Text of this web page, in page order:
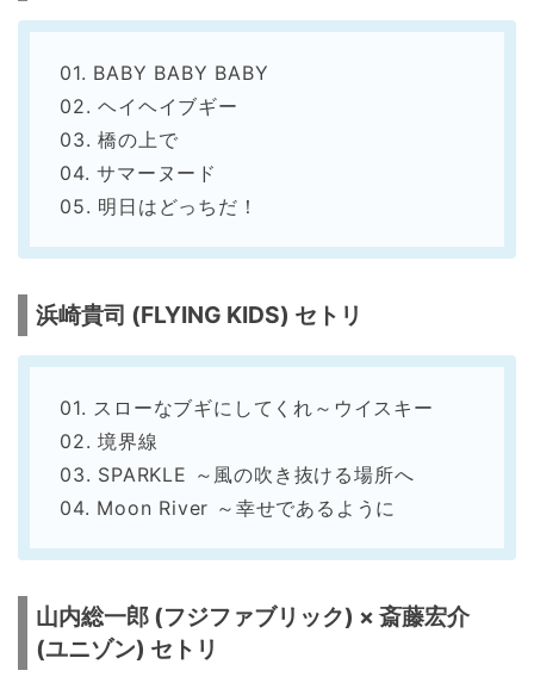
01. BABY BABY BABY
02. ヘイヘイブギー
03. 橋の上で
04. サマーヌード
05. 明日はどっちだ！
浜崎貴司 (FLYING KIDS) セトリ
01. スローなブギにしてくれ～ウイスキー
02. 境界線
03. SPARKLE ～風の吹き抜ける場所へ
04. Moon River ～幸せであるように
山内総一郎 (フジファブリック) × 斎藤宏介
(ユニゾン) セトリ